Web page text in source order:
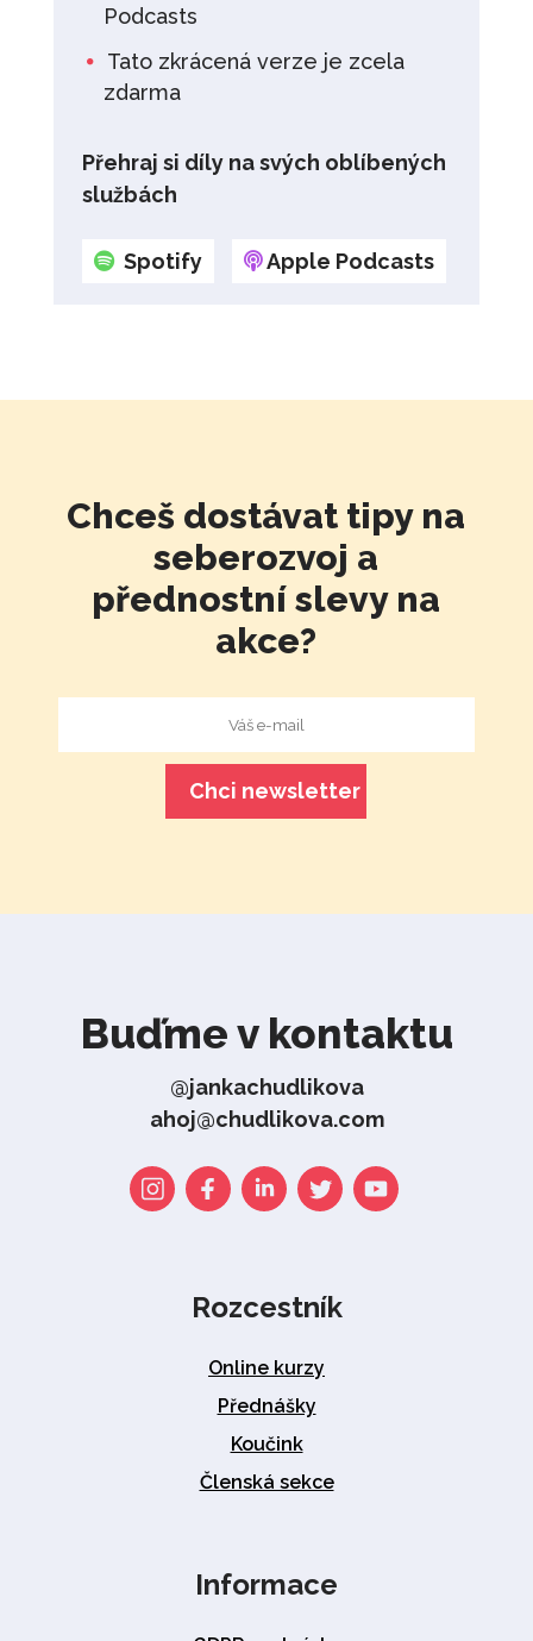
Podcasts
Tato zkrácená verze je zcela
zdarma
Přehraj si díly na svých oblíbených
službách
Spotify Apple Podcasts
Chceš dostávat tipy na
seberozvoj a
přednostní slevy na
akce?
Buďme v kontaktu
@jankachudlikova
ahoj@chudlikova.com
Rozcestník
Online kurzy
Přednášky
Koučink
Členská sekce
Informace